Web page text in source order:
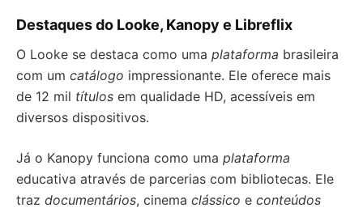
Destaques do Looke, Kanopy e Libreflix
O Looke se destaca como uma plataforma brasileira
com um catálogo impressionante. Ele oferece mais
de 12 mil títulos em qualidade HD, acessíveis em
diversos dispositivos.
Já o Kanopy funciona como uma plataforma
educativa através de parcerias com bibliotecas. Ele
traz documentários, cinema clássico e conteúdos